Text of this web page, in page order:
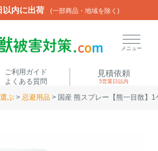
以内に出荷 (一部商品・地域を除く)
メニュー
ご利用ガイド
よくある質問
見積依頼
5営業日以内
ぶ 忌避用品 国産 熊スプレー【熊一目散】1
に出荷 (一部商品・地域を除く)
閉じる